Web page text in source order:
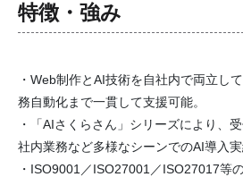
特徴・強み
・Web制作とAI技術を自社内で両立し
務自動化まで一貫して支援可能。
・「AIさくらさん」シリーズにより、
社内業務など多様なシーンでのAI導入実
・ISO9001／ISO27001／ISO27017等